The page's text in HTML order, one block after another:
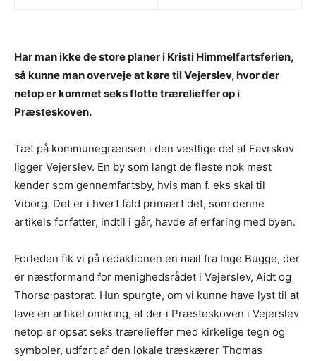
Har man ikke de store planer i Kristi Himmelfartsferien,
så kunne man overveje at køre til Vejerslev, hvor der
netop er kommet seks flotte trærelieffer op i
Præsteskoven.
Tæt på kommunegrænsen i den vestlige del af Favrskov
ligger Vejerslev. En by som langt de fleste nok mest
kender som gennemfartsby, hvis man f. eks skal til
Viborg. Det er i hvert fald primært det, som denne
artikels forfatter, indtil i går, havde af erfaring med byen.
Forleden fik vi på redaktionen en mail fra Inge Bugge, der
er næstformand for menighedsrådet i Vejerslev, Aidt og
Thorsø pastorat. Hun spurgte, om vi kunne have lyst til at
lave en artikel omkring, at der i Præsteskoven i Vejerslev
netop er opsat seks trærelieffer med kirkelige tegn og
symboler, udført af den lokale træskærer Thomas